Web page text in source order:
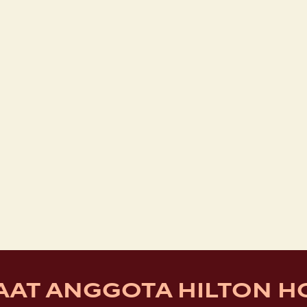
ANGGOTA HILTON